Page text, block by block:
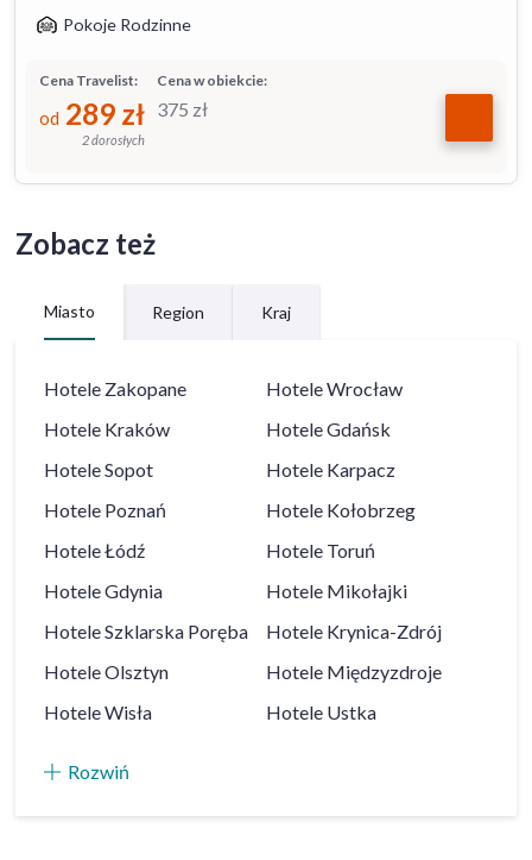
Pokoje Rodzinne
Cena w obiekcie:
375 zł
Cena Travelist:
od 289 zł
2 dorosłych
Zobacz też
Miasto Region Kraj
Hotele Zakopane HoteleWrocław
Hotele Kraków HoteleGdańsk
HoteleSopot Hotele Karpacz
Hotele Poznań Hotele Kołobrzeg
HoteleŁódź Hotele Toruń
HoteleGdynia Hotele Mikołajki
HoteleSzklarska Poręba Hotele Krynica-Zdrój
HoteleOlsztyn Hotele Międzyzdroje
HoteleWisła Hotele Ustka
Rozwiń